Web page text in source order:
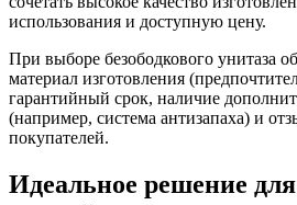
использования и доступную цену.
При выборе безободкового унитаза
материал изготовления
гарантийный срок, наличие
(например, система антизапаха) и
покупателей.
Идеальное решение